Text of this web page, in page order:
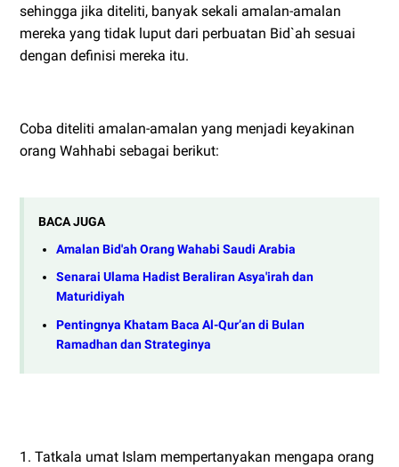
sehingga jika diteliti, banyak sekali amalan-amalan
mereka yang tidak luput dari perbuatan Bid`ah sesuai
dengan definisi mereka itu.
Coba diteliti amalan-amalan yang menjadi keyakinan
orang Wahhabi sebagai berikut:
BACA JUGA
Amalan Bid'ah Orang Wahabi Saudi Arabia
Senarai Ulama Hadist Beraliran Asya'irah dan
Maturidiyah
Pentingnya Khatam Baca Al-Qur’an di Bulan
Ramadhan dan Strateginya
1. Tatkala umat Islam mempertanyakan mengapa orang